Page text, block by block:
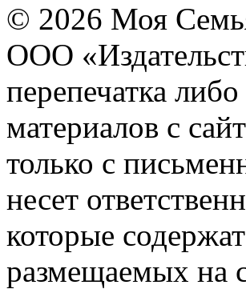
© 2026 Моя
ООО
перепечатка
материалов с
только с
несет
которые
размещаемых на